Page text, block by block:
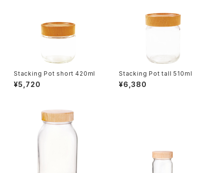
Stacking Pot short 420ml
¥5,720
Stacking Pot tall 510ml
¥6,380